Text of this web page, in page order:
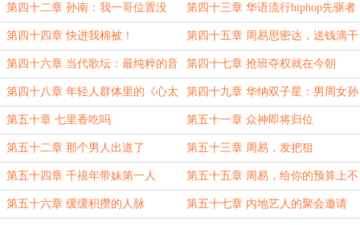
没了
第四十二章 孙南：我一哥位置没
了？
第四十三章 华语流行hiphop先驱者
第四十四章 快进我棉被！ 第四十五章 周易思密达，送钱滴干
活思密达
第四十六章 当代歌坛：最纯粹的音
乐
第四十七章 抢班夺权就在今朝
第四十八章 年轻人群体里的《心太
软》
第四十九章 华纳双子星：男周女孙
第五十章 七里香吃吗 第五十一章 众神即将归位
第五十二章 那个男人出道了 第五十三章 周易，发把狙
第五十四章 千禧年带妹第一人 第五十五章 周易，给你的预算上不
封顶
第五十六章 缓缓积攒的人脉 第五十七章 内地艺人的聚会邀请